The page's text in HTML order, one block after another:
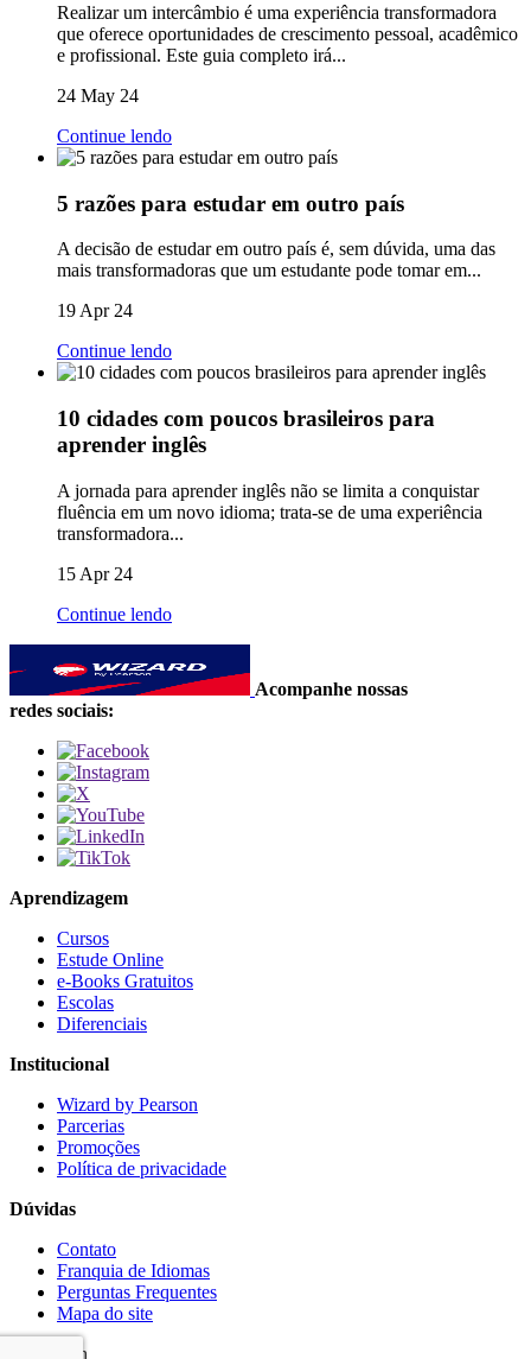
Realizar um intercâmbio é uma experiência transformadora
que oferece oportunidades de crescimento pessoal, acadêmico
e profissional. Este guia completo irá...
24 May 24
Continue lendo
5 razões para estudar em outro país
A decisão de estudar em outro país é, sem dúvida, uma das
mais transformadoras que um estudante pode tomar em...
19 Apr 24
Continue lendo
10 cidades com poucos brasileiros para
aprender inglês
A jornada para aprender inglês não se limita a conquistar
fluência em um novo idioma; trata-se de uma experiência
transformadora...
15 Apr 24
Continue lendo
Acompanhe nossas
redes sociais:
Aprendizagem
Cursos
Estude Online
e-Books Gratuitos
Escolas
Diferenciais
Institucional
Wizard by Pearson
Parcerias
Promoções
Política de privacidade
Dúvidas
Contato
Franquia de Idiomas
Perguntas Frequentes
Mapa do site